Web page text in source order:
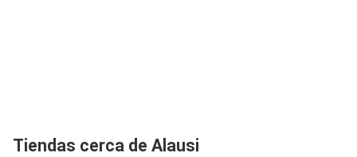
Tiendas cerca de Alausi